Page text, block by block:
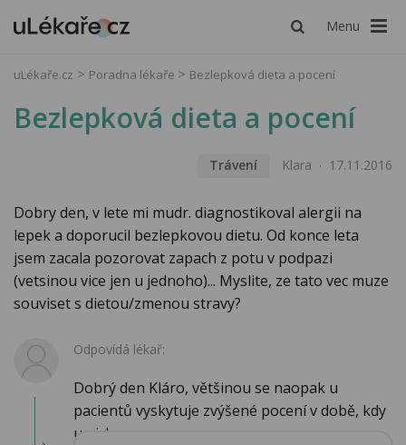
Menu
uLékaře.cz Poradna lékaře Bezlepková dieta a pocení
Bezlepková dieta a pocení
Trávení Klara 17.11.2016
Dobry den, v lete mi mudr. diagnostikoval alergii na
lepek a doporucil bezlepkovou dietu. Od konce leta
jsem zacala pozorovat zapach z potu v podpazi
(vetsinou vice jen u jednoho)... Myslite, ze tato vec muze
souviset s dietou/zmenou stravy?
Odpovídá lékař:
Dobrý den Kláro, většinou se naopak u
pacientů vyskytuje zvýšené pocení v době, kdy
u nich...